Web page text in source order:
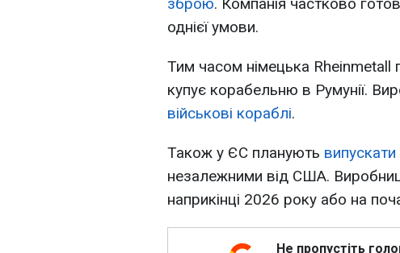
однієї умови.
Тим часом німецька Rheinmetall
купує корабельню в Румунії.
військові кораблі.
Також у ЄС планують випускати
незалежними від США.
наприкінці 2026 року або на
Не пропустіть